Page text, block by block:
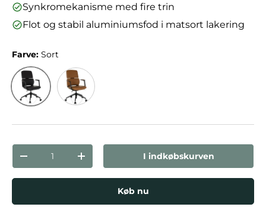
Synkromekanisme med fire trin
Flot og stabil aluminiumsfod i matsort lakering
Farve: Sort
Sort
Antal
Reducer mængdenForøg mængdenI indkøbskurven
Køb nu